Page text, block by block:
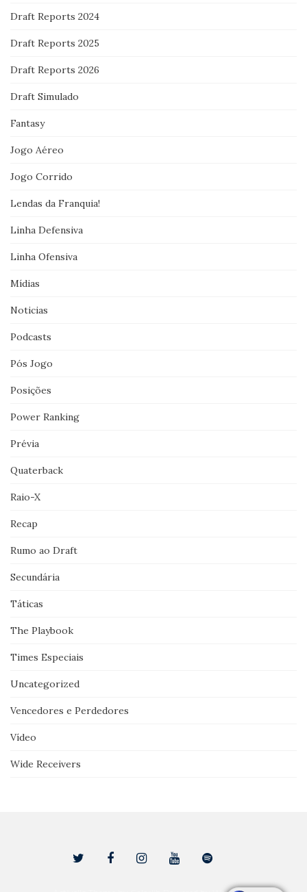
Draft Reports 2024
Draft Reports 2025
Draft Reports 2026
Draft Simulado
Fantasy
Jogo Aéreo
Jogo Corrido
Lendas da Franquia!
Linha Defensiva
Linha Ofensiva
Mídias
Noticias
Podcasts
Pós Jogo
Posições
Power Ranking
Prévia
Quaterback
Raio-X
Recap
Rumo ao Draft
Secundária
Táticas
The Playbook
Times Especiais
Uncategorized
Vencedores e Perdedores
Vídeo
Wide Receivers